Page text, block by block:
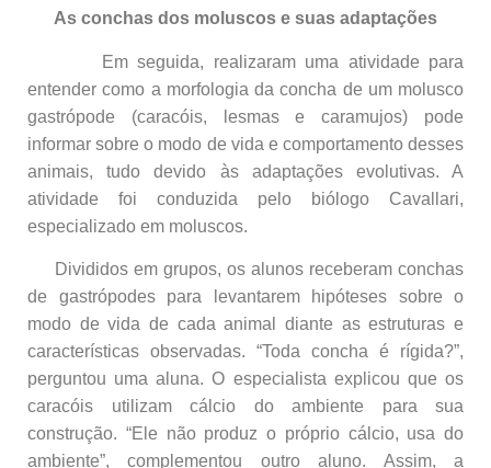
As conchas dos moluscos e suas adaptações
Em seguida, realizaram uma atividade para
entender como a morfologia da concha de um molusco
gastrópode (caracóis, lesmas e caramujos) pode
informar sobre o modo de vida e comportamento desses
animais, tudo devido às adaptações evolutivas. A
atividade foi conduzida pelo biólogo Cavallari,
especializado em moluscos.
Divididos em grupos, os alunos receberam conchas
de gastrópodes para levantarem hipóteses sobre o
modo de vida de cada animal diante as estruturas e
características observadas. “Toda concha é rígida?”,
perguntou uma aluna. O especialista explicou que os
caracóis utilizam cálcio do ambiente para sua
construção. “Ele não produz o próprio cálcio, usa do
ambiente”, complementou outro aluno. Assim, a